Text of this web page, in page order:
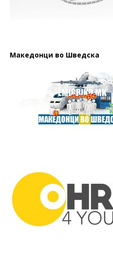
Македонци во Шведска